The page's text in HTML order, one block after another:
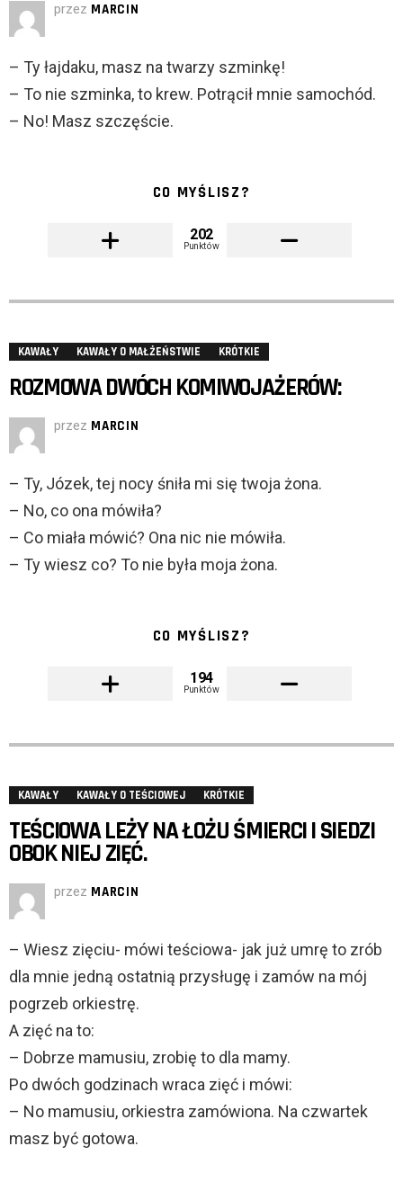
przez MARCIN
– Ty łajdaku, masz na twarzy szminkę!
– To nie szminka, to krew. Potrącił mnie samochód.
– No! Masz szczęście.
CO MYŚLISZ?
202
Punktów
KAWAŁY KAWAŁY O MAŁŻEŃSTWIE KRÓTKIE
ROZMOWA DWÓCH KOMIWOJAŻERÓW:
przez MARCIN
– Ty, Józek, tej nocy śniła mi się twoja żona.
– No, co ona mówiła?
– Co miała mówić? Ona nic nie mówiła.
– Ty wiesz co? To nie była moja żona.
CO MYŚLISZ?
194
Punktów
KAWAŁY KAWAŁY O TEŚCIOWEJ KRÓTKIE
TEŚCIOWA LEŻY NA ŁOŻU ŚMIERCI I SIEDZI
OBOK NIEJ ZIĘĆ.
przez MARCIN
– Wiesz zięciu- mówi teściowa- jak już umrę to zrób
dla mnie jedną ostatnią przysługę i zamów na mój
pogrzeb orkiestrę.
A zięć na to:
– Dobrze mamusiu, zrobię to dla mamy.
Po dwóch godzinach wraca zięć i mówi:
– No mamusiu, orkiestra zamówiona. Na czwartek
masz być gotowa.